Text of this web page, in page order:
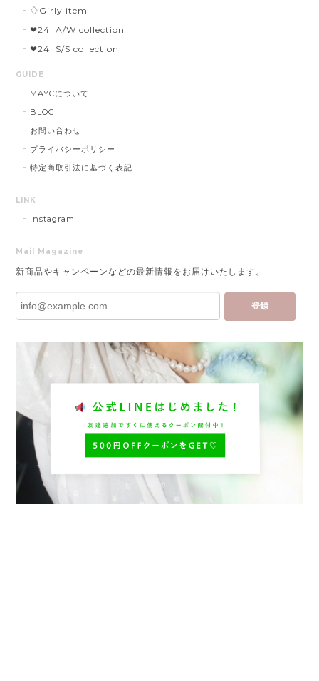
♢Girly item
❤︎24' A/W collection
❤︎24' S/S collection
GUIDE
MAYCについて
BLOG
お問い合わせ
プライバシーポリシー
特定商取引法に基づく表記
LINK
Instagram
Mail Magazine
新商品やキャンペーンなどの最新情報をお届けいたします。
登録